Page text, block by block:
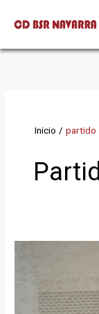
Inicio partido